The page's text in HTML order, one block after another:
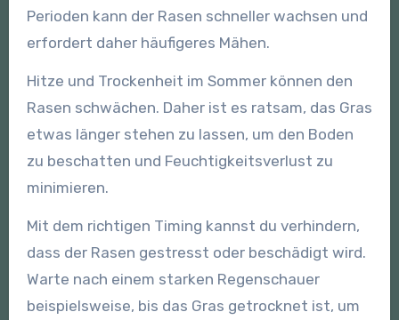
Perioden kann der Rasen schneller wachsen und
erfordert daher häufigeres Mähen.
Hitze und Trockenheit im Sommer können den
Rasen schwächen. Daher ist es ratsam, das Gras
etwas länger stehen zu lassen, um den Boden
zu beschatten und Feuchtigkeitsverlust zu
minimieren.
Mit dem richtigen Timing kannst du verhindern,
dass der Rasen gestresst oder beschädigt wird.
Warte nach einem starken Regenschauer
beispielsweise, bis das Gras getrocknet ist, um